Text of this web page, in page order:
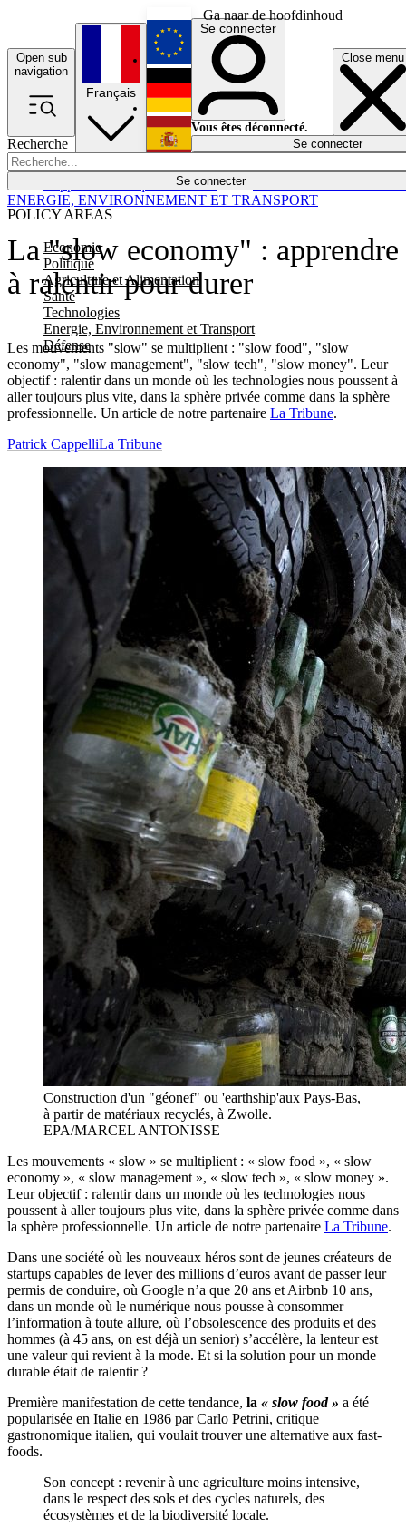
Ga naar de hoofdinhoud
Open sub
navigation
Close menu
Recherche
Se connecter
POLICY AREAS
Economie
Politique
Agriculture et Alimentation
Santé
Technologies
Energie, Environnement et Transport
Défense
Économie
Français
English
Deutsch
Español
Se connecter
Vous êtes déconnecté.
Se connecter
La "slow economy" : apprendre
à ralentir pour durer
Les mouvements "slow" se multiplient : "slow food", "slow
economy", "slow management", "slow tech", "slow money". Leur
objectif : ralentir dans un monde où les technologies nous poussent à
aller toujours plus vite, dans la sphère privée comme dans la sphère
professionnelle. Un article de notre partenaire La Tribune.
ENERGIE, ENVIRONNEMENT ET TRANSPORT
Patrick CappelliLa Tribune
Construction d'un "géonef" ou 'earthship'aux Pays-Bas,
à partir de matériaux recyclés, à Zwolle.
EPA/MARCEL ANTONISSE
Les mouvements « slow » se multiplient : « slow food », « slow
economy », « slow management », « slow tech », « slow money ».
Leur objectif : ralentir dans un monde où les technologies nous
poussent à aller toujours plus vite, dans la sphère privée comme dans
la sphère professionnelle. Un article de notre partenaire La Tribune.
Dans une société où les nouveaux héros sont de jeunes créateurs de
startups capables de lever des millions d’euros avant de passer leur
permis de conduire, où Google n’a que 20 ans et Airbnb 10 ans,
dans un monde où le numérique nous pousse à consommer
l’information à toute allure, où l’obsolescence des produits et des
hommes (à 45 ans, on est déjà un senior) s’accélère, la lenteur est
une valeur qui revient à la mode. Et si la solution pour un monde
durable était de ralentir ?
Première manifestation de cette tendance, la « slow food » a été
popularisée en Italie en 1986 par Carlo Petrini, critique
gastronomique italien, qui voulait trouver une alternative aux fast-
foods.
Son concept : revenir à une agriculture moins intensive,
dans le respect des sols et des cycles naturels, des
écosystèmes et de la biodiversité locale.